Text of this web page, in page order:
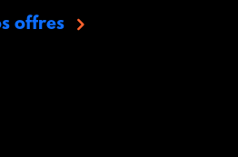
offres